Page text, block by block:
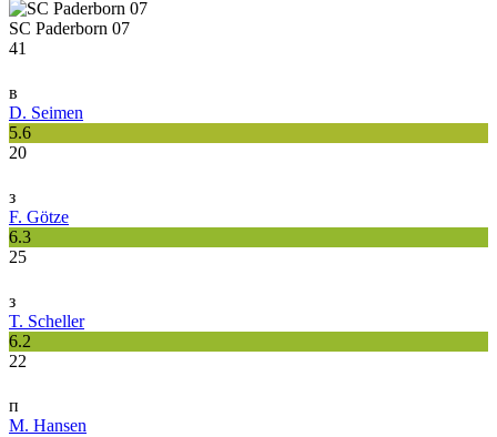
SC Paderborn 07
41
в
D. Seimen
5.6
20
з
F. Götze
6.3
25
з
T. Scheller
6.2
22
п
M. Hansen